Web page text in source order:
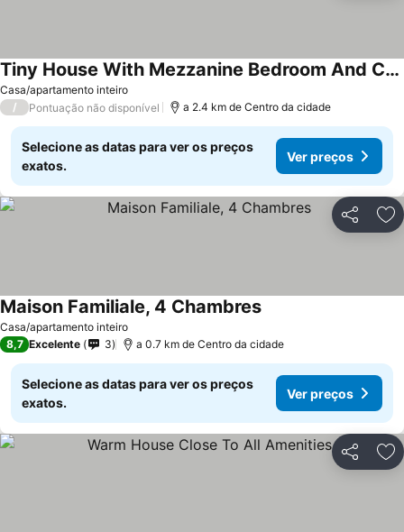
Casa/apartamento inteiro
Tiny House With Mezzanine Bedroom And Covered Terrace 800 M From The Beach
Ver preços
/ Pontuação não disponível a 2.4 km de Centro da cidade
Selecione as datas para ver os preços
exatos.
Ver preços
Partilhar
Casa/apartamento inteiro
Maison Familiale, 4 ChambresVer preços
8,7 Excelente 3 a 0.7 km de Centro da cidade
Selecione as datas para ver os preços
exatos.
Ver preços
Partilhar